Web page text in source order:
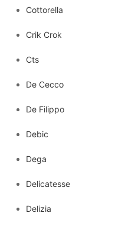
Cottorella
Crik Crok
Cts
De Cecco
De Filippo
Debic
Dega
Delicatesse
Delizia